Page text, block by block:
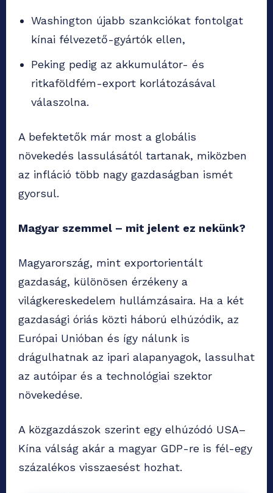
Washington újabb szankciókat fontolgat
kínai félvezető-gyártók ellen,
Peking pedig az akkumulátor- és
ritkaföldfém-export korlátozásával
válaszolna.
A befektetők már most a globális
növekedés lassulásától tartanak, miközben
az infláció több nagy gazdaságban ismét
gyorsul.
Magyar szemmel – mit jelent ez nekünk?
Magyarország, mint exportorientált
gazdaság, különösen érzékeny a
világkereskedelem hullámzásaira. Ha a két
gazdasági óriás közti háború elhúzódik, az
Európai Unióban és így nálunk is
drágulhatnak az ipari alapanyagok, lassulhat
az autóipar és a technológiai szektor
növekedése.
A közgazdászok szerint egy elhúzódó USA–
Kína válság akár a magyar GDP-re is fél-egy
százalékos visszaesést hozhat.